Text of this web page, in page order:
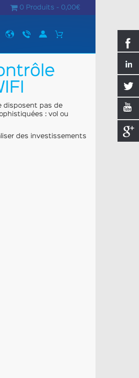
0 Produits - 0,00€
disposent pas de
: vol ou
des investissements